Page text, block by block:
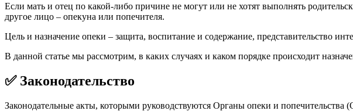
Если мать и отец по какой-либо причине не могут или не хотят выполнять
другое лицо – опекуна или попечителя.
Цель и назначение опеки – защита, воспитание и содержание, представительство
В данной статье мы рассмотрим, в каких случаях и каком порядке происходит
✅ Законодательство
Законодательные акты, которыми руководствуются Органы опеки и